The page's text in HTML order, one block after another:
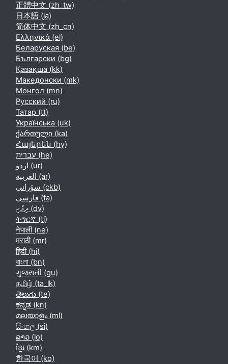
正體中文 ‎(zh_tw)‎
日本語 ‎(ja)‎
简体中文 ‎(zh_cn)‎
Ελληνικά ‎(el)‎
Беларуская ‎(be)‎
Български ‎(bg)‎
Қазақша ‎(kk)‎
Македонски ‎(mk)‎
Монгол ‎(mn)‎
Русский ‎(ru)‎
Татар ‎(tt)‎
Українська ‎(uk)‎
ქართული ‎(ka)‎
Հայերեն ‎(hy)‎
עברית ‎(he)‎
اردو ‎(ur)‎
العربية ‎(ar)‎
سۆرانی ‎(ckb)‎
فارسی ‎(fa)‎
ދިވެހި ‎(dv)‎
ትግርኛ ‎(ti)‎
नेपाली ‎(ne)‎
मराठी ‎(mr)‎
हिंदी ‎(hi)‎
বাংলা ‎(bn)‎
ગુજરાતી ‎(gu)‎
தமிழ் ‎(ta_lk)‎
తెలుగు ‎(te)‎
ಕನ್ನಡ ‎(kn)‎
മലയാളം ‎(ml)‎
සිංහල ‎(si)‎
ລາວ ‎(lo)‎
ខ្មែរ ‎(km)‎
한국어 ‎(ko)‎